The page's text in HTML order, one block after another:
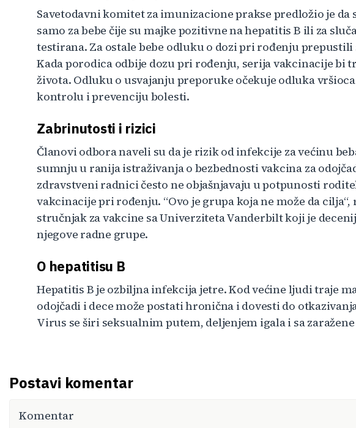
Savetodavni komitet za imunizacione prakse predložio je
samo za bebe čije su majke pozitivne na hepatitis B ili za
testirana. Za ostale bebe odluku o dozi pri rođenju
Kada porodica odbije dozu pri rođenju, serija vakcinacije bi
života. Odluku o usvajanju preporuke očekuje odluka
kontrolu i prevenciju bolesti.
Zabrinutosti i rizici
Članovi odbora naveli su da je rizik od infekcije za većinu
sumnju u ranija istraživanja o bezbednosti vakcina za
zdravstveni radnici često ne objašnjavaju u potpunosti
vakcinacije pri rođenju. “Ovo je grupa koja ne može da
stručnjak za vakcine sa Univerziteta Vanderbilt koji je
njegove radne grupe.
O hepatitisu B
Hepatitis B je ozbiljna infekcija jetre. Kod većine ljudi traje
odojčadi i dece može postati hronična i dovesti do
Virus se širi seksualnim putem, deljenjem igala i sa
Postavi komentar